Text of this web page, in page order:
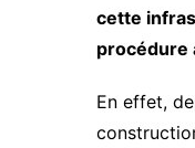
cette
procédure
En effet,